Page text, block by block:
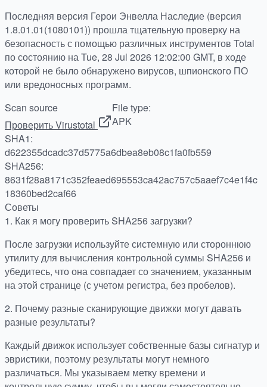
Последняя версия Герои Энвелла Наследие (версия
1.8.01.01(1080101)) прошла тщательную проверку на
безопасность с помощью различных инструментов Total
по состоянию на Tue, 28 Jul 2026 12:02:00 GMT, в ходе
которой не было обнаружено вирусов, шпионского ПО
или вредоносных программ.
Scan source
Проверить Virustotal
File type:
APK
SHA1:
d622355dcadc37d5775a6dbea8eb08c1fa0fb559
SHA256:
8631f28a8171c352feaed695553ca42ac757c5aaef7c4e1f4c
18360bed2caf66
Советы
1. Как я могу проверить SHA256 загрузки?
После загрузки используйте системную или стороннюю
утилиту для вычисления контрольной суммы SHA256 и
убедитесь, что она совпадает со значением, указанным
на этой странице (с учетом регистра, без пробелов).
2. Почему разные сканирующие движки могут давать
разные результаты?
Каждый движок использует собственные базы сигнатур и
эвристики, поэтому результаты могут немного
различаться. Мы указываем метку времени и